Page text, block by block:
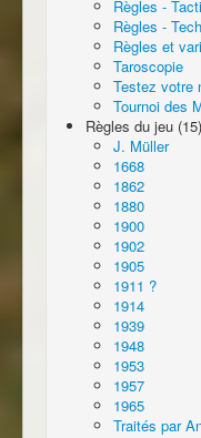
Règles -
Règles -
Règles et
Taroscopie
Testez votre
Tournoi des
Règles du jeu (15)
J. Müller
1668
1862
1880
1900
1902
1905
1911 ?
1914
1939
1948
1953
1957
1965
Traités par